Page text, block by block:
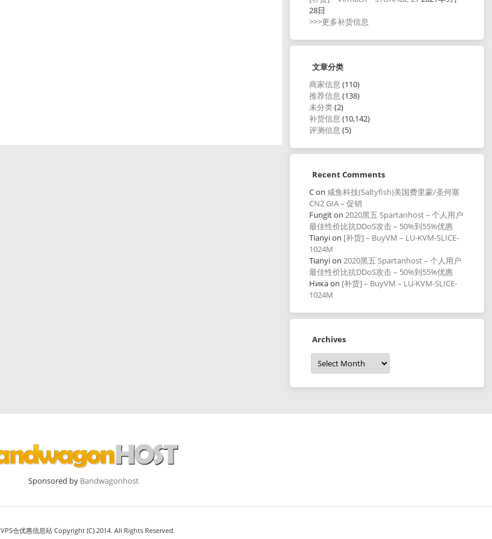
28日
>>>更多补货信息
文章分类
商家信息 (110)
推荐信息 (138)
未分类(2)
补货信息 (10,142)
评测信息 (5)
Recent Comments
Con 咸鱼科技(Saltyfish)美国费里蒙/圣何塞
CN2 GIA – 促销
Fungiton2020黑五 Spartanhost – 个人用户
最佳性价比抗DDoS攻击 – 50%到55%优惠
Tianyion [补货] – BuyVM – LU-KVM-SLICE-
1024M
Tianyion2020黑五 Spartanhost – 个人用户
最佳性价比抗DDoS攻击 – 50%到55%优惠
Никаon [补货] – BuyVM – LU-KVM-SLICE-
1024M
Archives
Archives
Sponsored by Bandwagonhost
VPS仓优惠信息站 Copyright (C) 2014. All Rights Reserved.